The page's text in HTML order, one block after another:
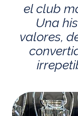
el club
Una
valores,